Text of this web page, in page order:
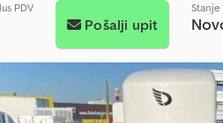
PDV
Pošalji upit
Stanje